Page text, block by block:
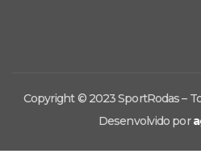
Copyright © 2023 SportRodas –
Desenvolvido por